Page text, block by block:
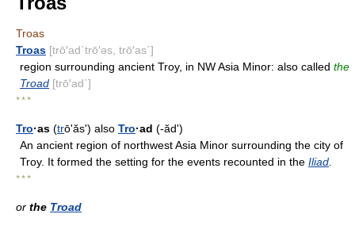
Troas
Troas [trō′ad΄trō′əs, trō′as΄]
region surrounding ancient Troy, in NW Asia Minor: also called the
Troad [trō′ad΄]
* * *
Tro·as (trōʹăs') also Tro·ad (-ăd')
An ancient region of northwest Asia Minor surrounding the city of
Troy. It formed the setting for the events recounted in the Iliad
* * *
or the Troad